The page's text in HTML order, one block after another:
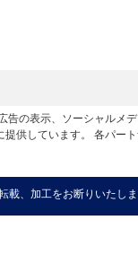
の表示、ソーシャル
供しています。 各パ
、加工をお断りいたしま